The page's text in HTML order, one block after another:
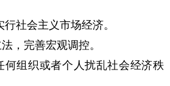
社会主义市场经济。
完善宏观调控。
组织或者个人扰乱社会经济秩